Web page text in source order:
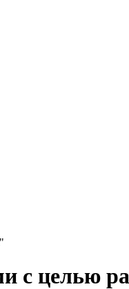
с целью